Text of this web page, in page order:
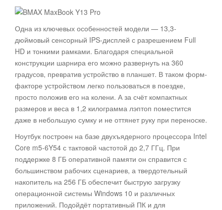
Одна из ключевых особенностей модели — 13,3-
дюймовый сенсорный IPS-дисплей с разрешением Full
HD и тонкими рамками. Благодаря специальной
конструкции шарнира его можно развернуть на 360
градусов, превратив устройство в планшет. В таком форм-
факторе устройством легко пользоваться в поездке,
просто положив его на колени. А за счёт компактных
размеров и веса в 1,2 килограмма лэптоп поместится
даже в небольшую сумку и не оттянет руку при переноске.
Ноутбук построен на базе двухъядерного процессора Intel
Core m5-6Y54 с тактовой частотой до 2,7 ГГц. При
поддержке 8 ГБ оперативной памяти он справится с
большинством рабочих сценариев, а твердотельный
накопитель на 256 ГБ обеспечит быструю загрузку
операционной системы Windows 10 и различных
приложений. Подойдёт портативный ПК и для